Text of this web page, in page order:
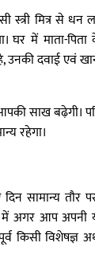
मित्र से धन
घर में माता-
दवाई एवं
साख बढ़ेगी।
रहेगा।
सामान्य तौर
में अगर आप
किसी विशेषज्ञ